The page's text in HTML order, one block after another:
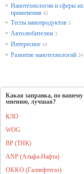
* Нанотехнологии и сферы их
применения 42
* Тесты нанопродуктов 3
* Автолюбителям 3
* Интересное 10
* Развитие нанотехнологий 24
Какая заправка, по вашему
мнению, лучшая?
КЛО
WOG
BP (ТНК)
ANP (Альфа-Нафта)
OKKO (Галнефтегаз)